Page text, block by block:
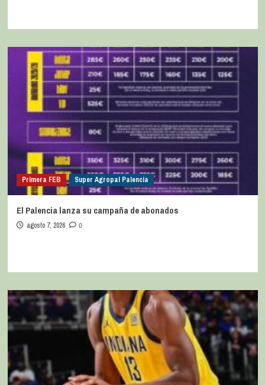
Primera FEB Super Agropal Palencia
El Palencia lanza su campaña de abonados
agosto 7, 2026 0